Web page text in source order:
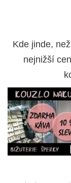
Kde jinde, než
nejnižší